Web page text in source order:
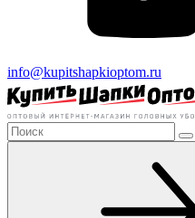
info@kupitshapkioptom.ru